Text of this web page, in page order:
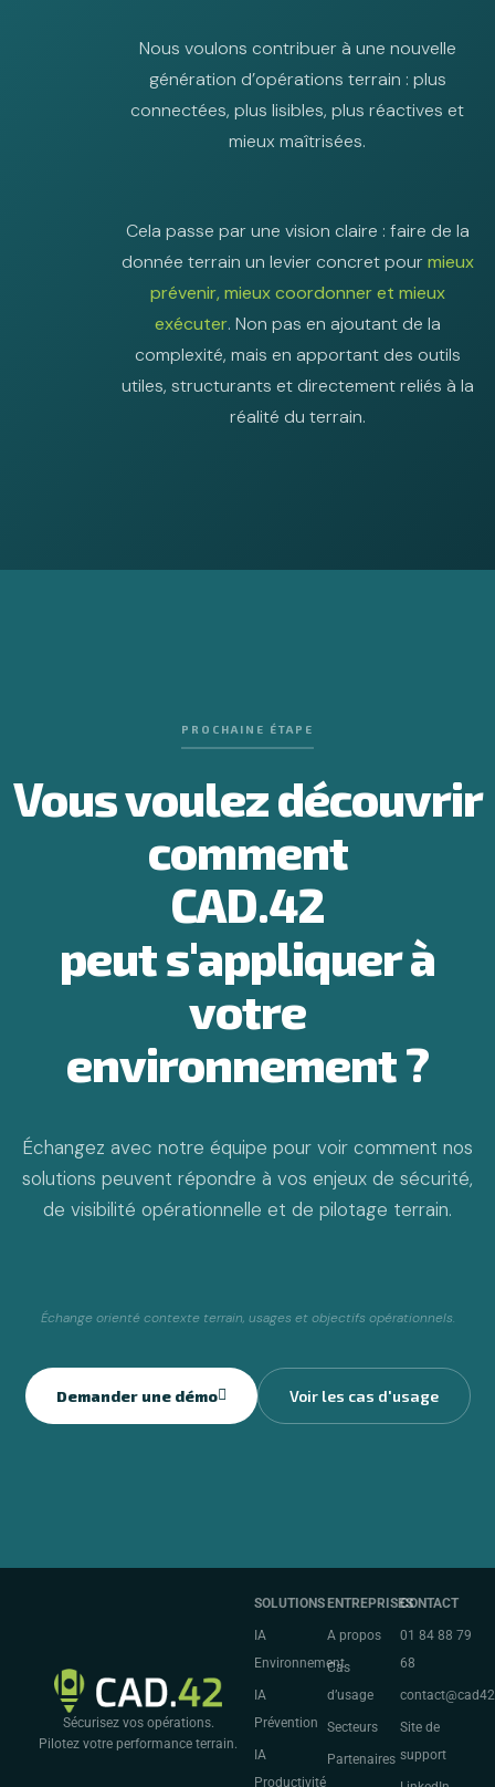
Nous voulons contribuer à une nouvelle
génération d’opérations terrain : plus
connectées, plus lisibles, plus réactives et
mieux maîtrisées.
Cela passe par une vision claire : faire de la
donnée terrain un levier concret pourmieux
prévenir, mieux coordonner et mieux
exécuter. Non pas en ajoutant de la
complexité, mais en apportant des outils
utiles, structurants et directement reliés à la
réalité du terrain.
PROCHAINE ÉTAPE
Vous voulez découvrir
comment
CAD.42
peut s'appliquer à
votre
environnement ?
Échangez avec notre équipe pour voir comment nos
solutions peuvent répondre à vos enjeux de sécurité,
de visibilité opérationnelle et de pilotage terrain.
Échange orienté contexte terrain, usages et objectifs opérationnels.
Demander une démo Voir les cas d'usage
Sécurisez vos opérations.
Pilotez votre performance terrain.
SOLUTIONS
IA
Environnement
IA
Prévention
IA
Productivité
ENTREPRISES
A propos
Cas
d’usage
Secteurs
Partenaires
CONTACT
01 84 88 79
68
Site de
support